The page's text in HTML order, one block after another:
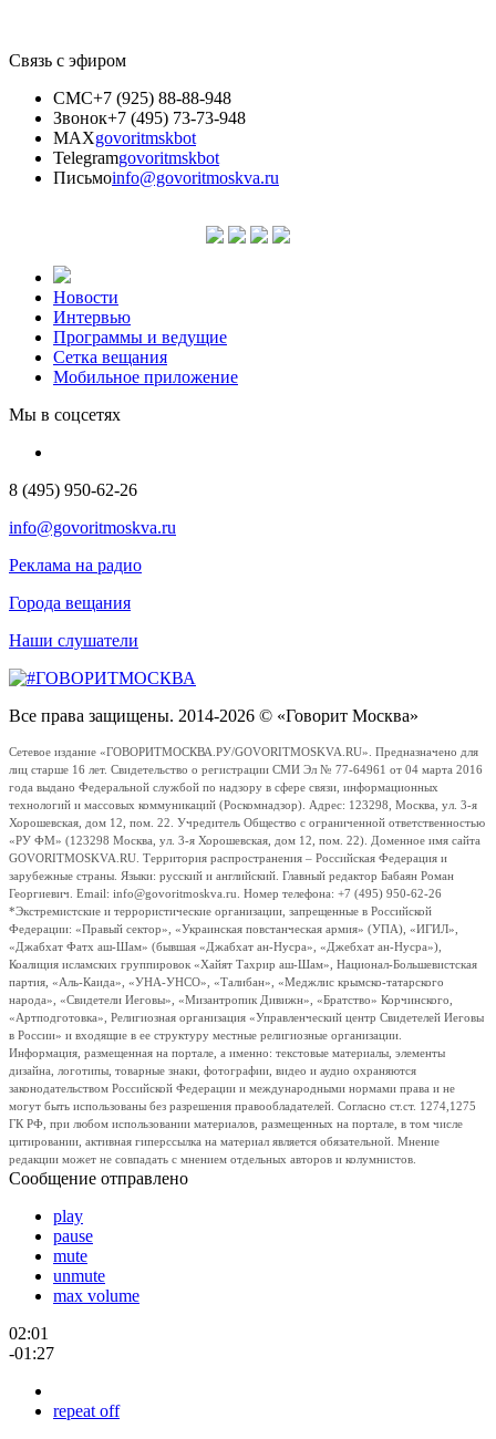
Связь с эфиром
СМС+7 (925) 88-88-948
Звонок+7 (495) 73-73-948
MAXgovoritmskbot
Telegramgovoritmskbot
Письмоinfo@govoritmoskva.ru
Новости
Интервью
Программы и ведущие
Сетка вещания
Мобильное приложение
Мы в соцсетях
8 (495) 950-62-26
info@govoritmoskva.ru
Реклама на радио
Города вещания
Наши слушатели
Все права защищены. 2014-2026 © «Говорит Москва»
Сетевое издание «ГОВОРИТМОСКВА.РУ/GOVORITMOSKVA.RU». Предназначено для
лиц старше 16 лет. Свидетельство о регистрации СМИ Эл № 77-64961 от 04 марта 2016
года выдано Федеральной службой по надзору в сфере связи, информационных
технологий и массовых коммуникаций (Роскомнадзор). Адрес: 123298, Москва, ул. 3-я
Хорошевская, дом 12, пом. 22. Учредитель Общество с ограниченной ответственностью
«РУ ФМ» (123298 Москва, ул. 3-я Хорошевская, дом 12, пом. 22). Доменное имя сайта
GOVORITMOSKVA.RU. Территория распространения – Российская Федерация и
зарубежные страны. Языки: русский и английский. Главный редактор Бабаян Роман
Георгиевич. Email: info@govoritmoskva.ru. Номер телефона: +7 (495) 950-62-26
*Экстремистские и террористические организации, запрещенные в Российской
Федерации: «Правый сектор», «Украинская повстанческая армия» (УПА), «ИГИЛ»,
«Джабхат Фатх аш-Шам» (бывшая «Джабхат ан-Нусра», «Джебхат ан-Нусра»),
Коалиция исламских группировок «Хайят Тахрир аш-Шам», Национал-Большевистская
партия, «Аль-Каида», «УНА-УНСО», «Талибан», «Меджлис крымско-татарского
народа», «Свидетели Иеговы», «Мизантропик Дивижн», «Братство» Корчинского,
«Артподготовка», Религиозная организация «Управленческий центр Свидетелей Иеговы
в России» и входящие в ее структуру местные религиозные организации.
Информация, размещенная на портале, а именно: текстовые материалы, элементы
дизайна, логотипы, товарные знаки, фотографии, видео и аудио охраняются
законодательством Российской Федерации и международными нормами права и не
могут быть использованы без разрешения правообладателей. Согласно ст.ст. 1274,1275
ГК РФ, при любом использовании материалов, размещенных на портале, в том числе
цитировании, активная гиперссылка на материал является обязательной. Мнение
редакции может не совпадать с мнением отдельных авторов и колумнистов.
Сообщение отправлено
play
pause
mute
unmute
max volume
02:01
-01:27
repeat off